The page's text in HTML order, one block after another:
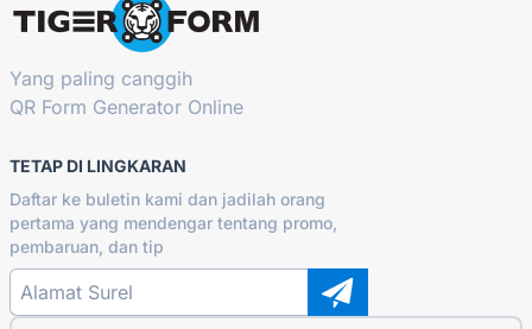
Yang paling canggih
QR Form Generator Online
TETAP DI LINGKARAN
Daftar ke buletin kami dan jadilah orang
pertama yang mendengar tentang promo,
pembaruan, dan tip